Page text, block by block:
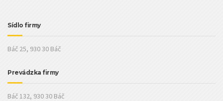
Sídlo firmy
Báč 25, 930 30 Báč
Prevádzka firmy
Báč 132, 930 30 Báč